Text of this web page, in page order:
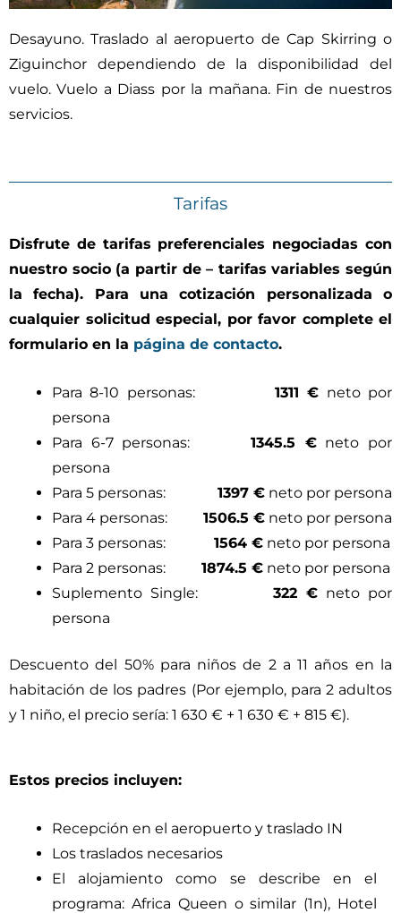
Desayuno. Traslado al aeropuerto de Cap Skirring o
Ziguinchor dependiendo de la disponibilidad del
vuelo. Vuelo a Diass por la mañana. Fin de nuestros
servicios.
Tarifas
Disfrute de tarifas preferenciales negociadas con
nuestro socio (a partir de – tarifas variables según
la fecha). Para una cotización personalizada o
cualquier solicitud especial, por favor complete el
formulario en la página de contacto.
Para 8-10 personas: 1311 € neto por
persona
Para 6-7 personas: 1345.5 €neto por
persona
Para 5 personas:
1397 € neto por persona
Para 4 personas: 1506.5 € neto por persona
Para 3 personas:
1564 € neto por persona
Para 2 personas: 1874.5 € neto por persona
Suplemento Single:
322 €neto por
persona
Descuento del 50% para niños de 2 a 11 años en la
habitación de los padres (Por ejemplo, para 2 adultos
y 1 niño, el precio sería: 1 630 € + 1 630 € + 815 €).
Estos precios incluyen:
Recepción en el aeropuerto y traslado IN
Los traslados necesarios
El alojamiento como se describe en el
programa: Africa Queen o similar (1n), Hotel